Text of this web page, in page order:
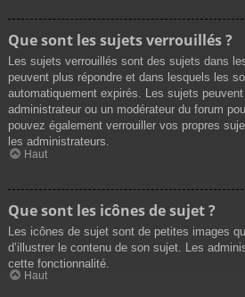
Que sont les sujets verrouillés ?
Les sujets verrouillés sont des sujets dans
peuvent plus répondre et dans lesquels les
automatiquement expirés. Les sujets
administrateur ou un modérateur du forum
pouvez également verrouiller vos propres
les administrateurs.
Haut
Que sont les icônes de sujet ?
Les icônes de sujet sont de petites images
d’illustrer le contenu de son sujet. Les
cette fonctionnalité.
Haut